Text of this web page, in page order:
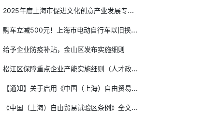
2025年度上海市促进文化创意产业发展专项资金项目申报指南
购车立减500元！上海市电动自行车以旧换新补贴来了！
给予企业防疫补贴​，金山区发布实施细则
松江区保障重点企业产能实施细则（人才政策）
【通知】关于启用《中国（上海）自由贸易试验区临港新片区重点产业企业所得税优惠资格申报管理系统》的公告
《中国（上海）自由贸易试验区条例》全文公布